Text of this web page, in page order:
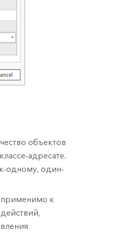
объектов
адресате.
одному, один-
применимо к